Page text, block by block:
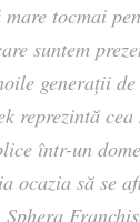
tocmai
suntem
generații
reprezintă
într-un
ocazia să se